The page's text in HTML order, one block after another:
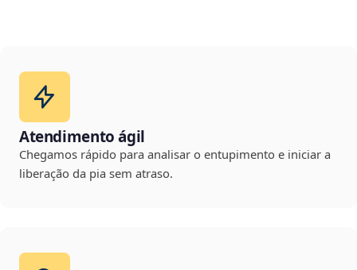
Atendimento ágil
Chegamos rápido para analisar o entupimento e iniciar a
liberação da pia sem atraso.